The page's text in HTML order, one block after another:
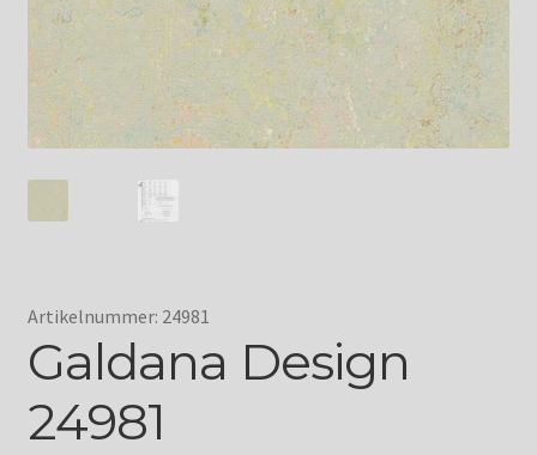
Artikelnummer: 24981
Galdana Design
24981